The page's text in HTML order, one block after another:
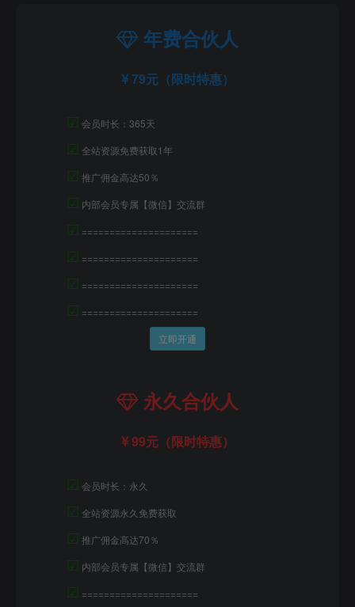
年费合伙人
79元（限时特惠）
☑ 会员时长：365天
☑ 全站资源免费获取1年
☑ 推广佣金高达50％
☑ 内部会员专属【微信】交流群
☑ =====================
☑ =====================
☑ =====================
☑ =====================
立即开通
永久合伙人
99元（限时特惠）
☑ 会员时长：永久
☑ 全站资源永久免费获取
☑ 推广佣金高达70％
☑ 内部会员专属【微信】交流群
☑ =====================